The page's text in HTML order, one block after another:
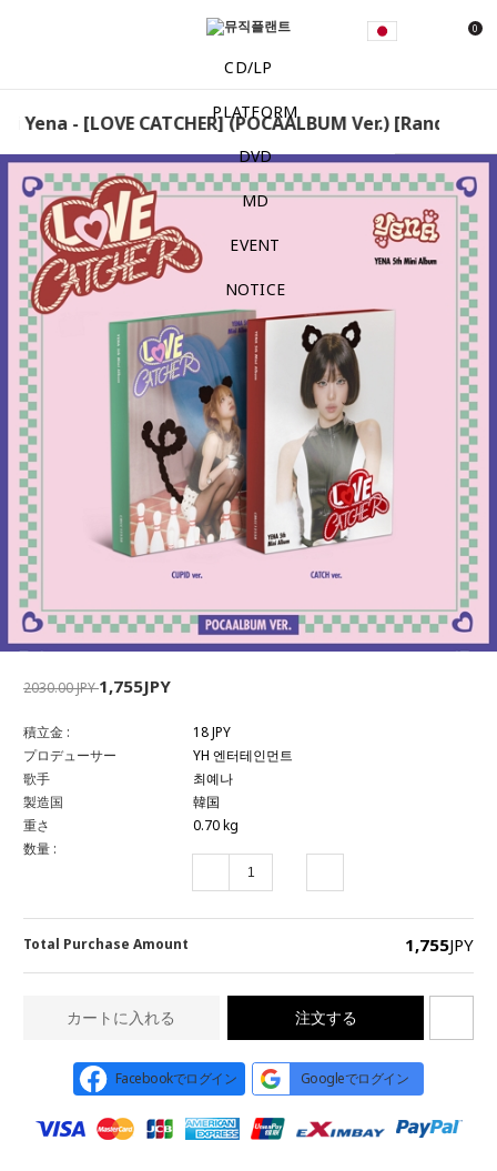
0
CD/LP
PLATFORM
DVD
MD
EVENT
NOTICE
Yena - [LOVE CATCHER] (POCAALBUM Ver.) [Random]
2030.00 JPY1,755JPY
積立金 :
18 JPY
プロデューサー
YH 엔터테인먼트
歌手
최예나
製造国
韓国
重さ
0.70 kg
数量 :
Total Purchase Amount 1,755JPY
カートに入れる 注文する
Facebookでログイン Googleでログイン